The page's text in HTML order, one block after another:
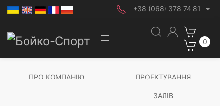
+38 (068) 378 74 81
0
ПРО КОМПАНІЮ ПРОЕКТУВАННЯ
ЗАЛІВ